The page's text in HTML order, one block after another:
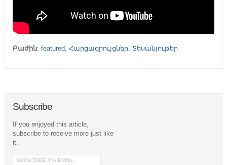
Բաժին: featured, Հարցազրույցներ, Տեսանյութեր
Subscribe
If you enjoyed this article,
subscribe to receive more just like
it.